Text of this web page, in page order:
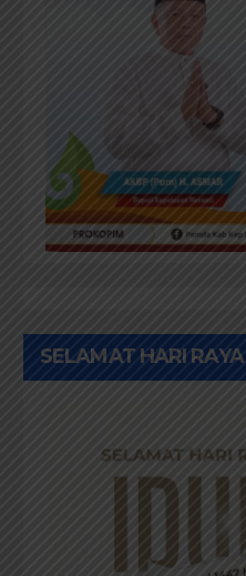
SELAMAT HARI